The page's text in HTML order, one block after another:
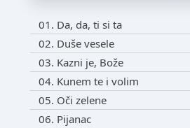
01. Da, da, ti si ta
02. Duše vesele
03. Kazni je, Bože
04. Kunem te i volim
05. Oči zelene
06. Pijanac